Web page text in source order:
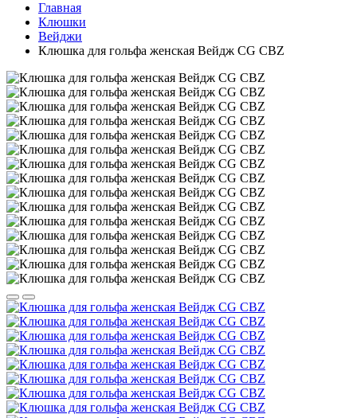
Главная
Клюшки
Вейджи
Клюшка для гольфа женская Вейдж CG CBZ